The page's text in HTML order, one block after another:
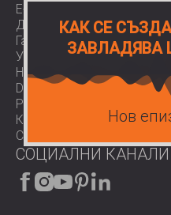
E-Shop
Доставки
Гаранции
Условия за ползване
Нормативи
Download area
Работа при нас
Контакти
COVID-19
СОЦИАЛНИ КАНАЛИ
КАК СЕ
ЗАВЛАДЯВА
Нов